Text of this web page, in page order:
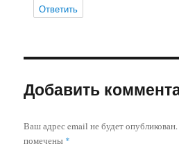
Ответить
Добавить
Ваш адрес email не будет опубликован.
помечены *